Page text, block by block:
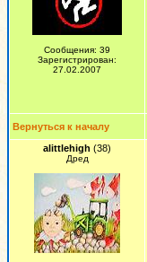
Сообщения: 39
Зарегистрирован:
27.02.2007
Вернуться к началу
alittlehigh (38)
Дред